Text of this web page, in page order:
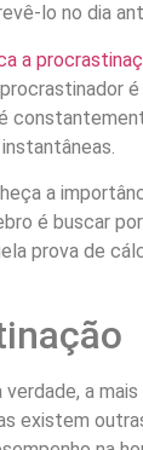
lo no dia
a
a
é buscar
prova de
a mais
existem